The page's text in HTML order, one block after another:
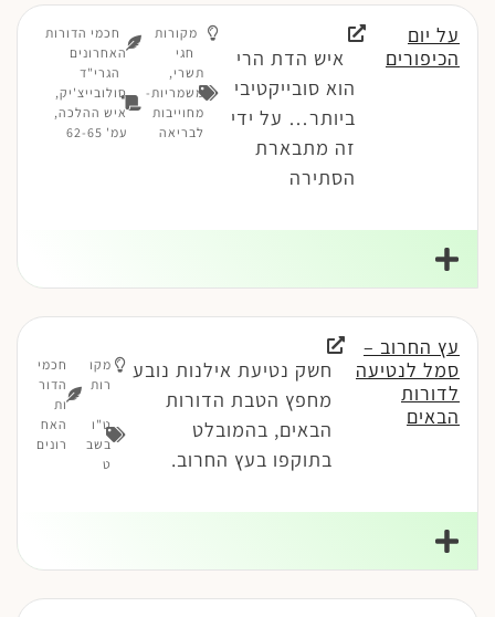
על יום
הכיפורים
איש הדת הרי
הוא סובייקטיבי
ביותר… על ידי
זה מתבארת
הסתירה
מקורות
חגי
תשרי,
משמריות-
מחוייבות
לבריאה
חכמי הדורות
האחרונים
הגרי"ד
סולובייצ'יק,
איש ההלכה,
עמ' 62-65
עץ החרוב –
סמל לנטיעה
לדורות
הבאים
חשק נטיעת אילנות נובע
מחפץ הטבת הדורות
הבאים, בהמובלט
בתוקפו בעץ החרוב.
מקו
רות
ט"ו
בשב
ט
חכמי
הדור
ות
האח
רונים